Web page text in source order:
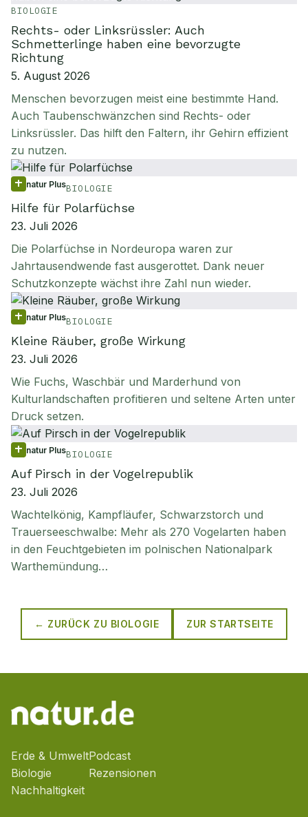
BIOLOGIE
Rechts- oder Linksrüssler: Auch
Schmetterlinge haben eine bevorzugte
Richtung
5. August 2026
Menschen bevorzugen meist eine bestimmte Hand.
Auch Taubenschwänzchen sind Rechts- oder
Linksrüssler. Das hilft den Faltern, ihr Gehirn effizient
zu nutzen.
natur PlusBIOLOGIE
Hilfe für Polarfüchse
23. Juli 2026
Die Polarfüchse in Nordeuropa waren zur
Jahrtausendwende fast ausgerottet. Dank neuer
Schutzkonzepte wächst ihre Zahl nun wieder.
natur PlusBIOLOGIE
Kleine Räuber, große Wirkung
23. Juli 2026
Wie Fuchs, Waschbär und Marderhund von
Kulturlandschaften profitieren und seltene Arten unter
Druck setzen.
natur PlusBIOLOGIE
Auf Pirsch in der Vogelrepublik
23. Juli 2026
Wachtelkönig, Kampfläufer, Schwarzstorch und
Trauerseeschwalbe: Mehr als 270 Vogelarten haben
in den Feuchtgebieten im polnischen Nationalpark
Warthemündung…
← ZURÜCK ZU BIOLOGIE ZUR STARTSEITE
Erde & Umwelt
Biologie
Nachhaltigkeit
Podcast
Rezensionen